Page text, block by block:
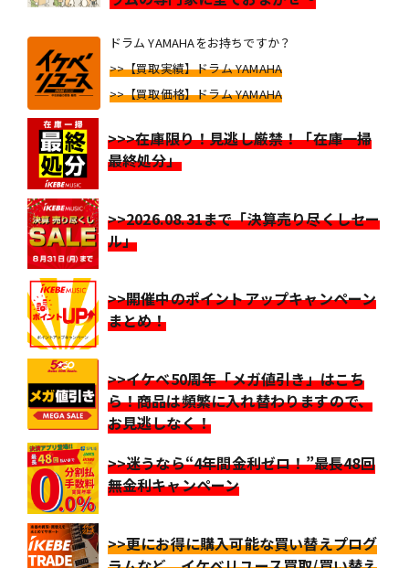
ドラム YAMAHAをお持ちですか？
>>【買取実績】ドラム YAMAHA
>>【買取価格】ドラム YAMAHA
>>>在庫限り！見逃し厳禁！「在庫一掃
最終処分」
>>2026.08.31まで「決算売り尽くしセー
ル」
>>開催中のポイントアップキャンペーン
まとめ！
>>イケベ50周年「メガ値引き」はこち
ら！商品は頻繁に入れ替わりますので、
お見逃しなく！
>>迷うなら“4年間金利ゼロ！”最長48回
無金利キャンペーン
>>更にお得に購入可能な買い替えプログ